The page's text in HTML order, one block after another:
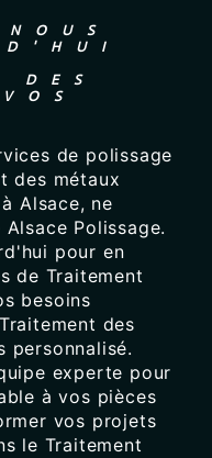
DES
de polissage
des métaux
Alsace, ne
Polissage.
pour en
de Traitement
besoins
des
personnalisé.
experte pour
à vos pièces
vos projets
le Traitement